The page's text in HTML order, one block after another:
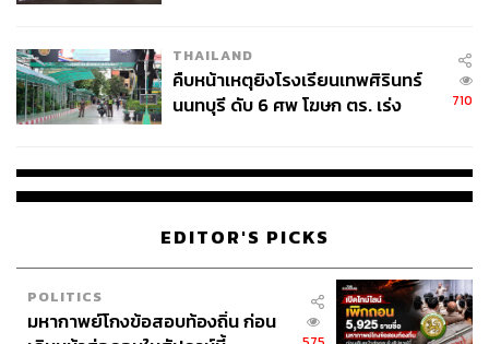
THAILAND
คืบหน้าเหตุยิงโรงเรียนเทพศิรินทร์
นนทบุรี ดับ 6 ศพ โฆษก ตร. เร่ง
710
EDITOR'S PICKS
POLITICS
มหากาพย์โกงข้อสอบท้องถิ่น ก่อน